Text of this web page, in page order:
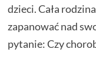
dzieci. Cała
zapanować nad
pytanie: Czy